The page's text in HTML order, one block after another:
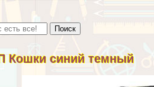
Кошки синий темный